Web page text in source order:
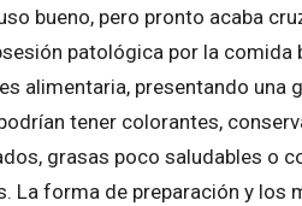
bueno, pero pronto acaba
patológica por la comida
alimentaria, presentando una
tener colorantes,
grasas poco saludables o
La forma de preparación y los